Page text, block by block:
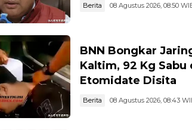
Berita 08 Agustus 2026, 08:50
BNN Bongkar
Kaltim, 92 Kg Sabu
Etomidate Disita
Berita 08 Agustus 2026, 08:43